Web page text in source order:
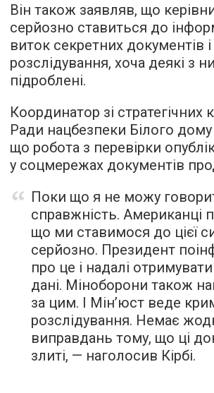
Він також заявляв, що
серйозно ставиться до
виток секретних документів
розслідування, хоча деякі з
підроблені.
Координатор зі стратегічних
Ради нацбезпеки Білого дому
що робота з перевірки
у соцмережах документів
Поки що я не можу
справжність. Американці
що ми ставимося до цієї
серйозно. Президент
про це і надалі
дані. Міноборони також
за цим. І Мін’юст веде
розслідування. Немає
виправдань тому, що ці
злиті, — наголосив Кірбі.